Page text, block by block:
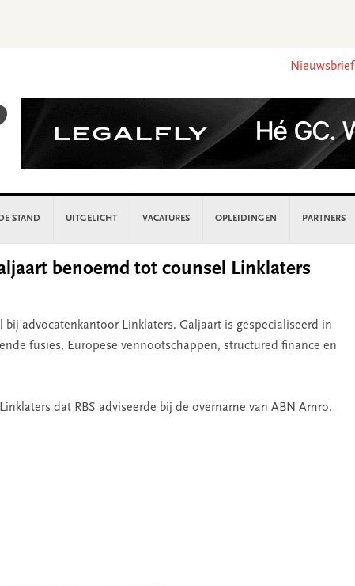
Nieuwsbrief
DE STAND UITGELICHT VACATURES OPLEIDINGEN PARTNERS
benoemd tot counsel Linklaters
advocatenkantoor Linklaters. Galjaart is gespecialiseerd in
fusies, Europese vennootschappen, structured finance en
dat RBS adviseerde bij de overname van ABN Amro.